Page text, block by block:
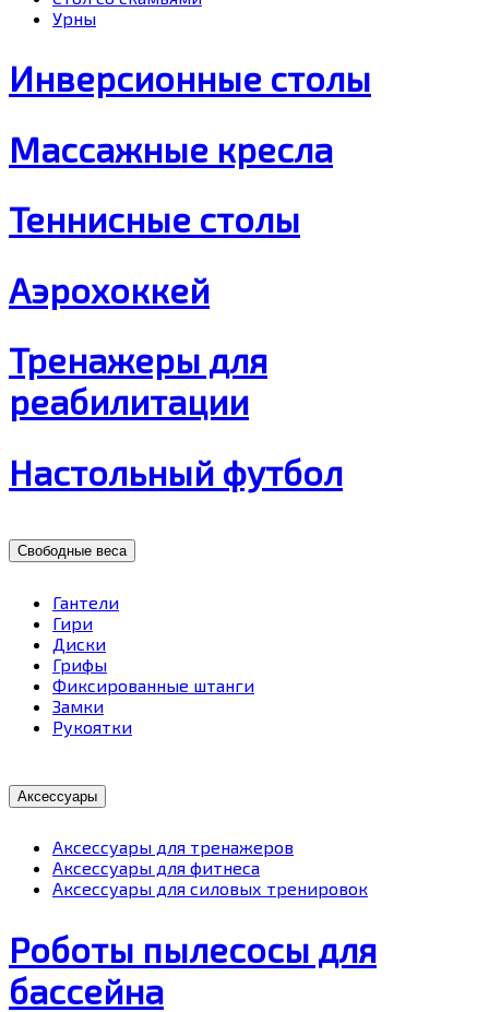
Урны
Инверсионные столы
Массажные кресла
Теннисные столы
Аэрохоккей
Тренажеры для
реабилитации
Настольный футбол
Свободные веса
Гантели
Гири
Диски
Грифы
Фиксированные штанги
Замки
Рукоятки
Аксессуары
Аксессуары для тренажеров
Аксессуары для фитнеса
Аксессуары для силовых тренировок
Роботы пылесосы для
бассейна